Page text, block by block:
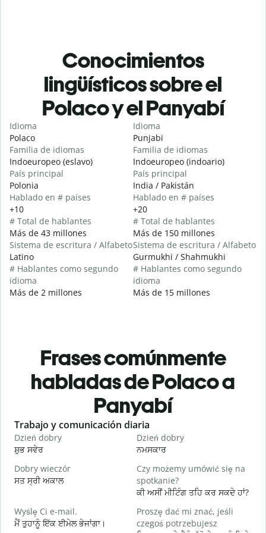
Conocimientos
lingüísticos sobre el
Polaco y el Panyabí
Idioma
Polaco
Familia de idiomas
Indoeuropeo (eslavo)
País principal
Polonia
Hablado en # países
+10
# Total de hablantes
Más de 43 millones
Sistema de escritura / Alfabeto
Latino
# Hablantes como segundo
idioma
Más de 2 millones
Idioma
Punjabi
Familia de idiomas
Indoeuropeo (indoario)
País principal
India / Pakistán
Hablado en # países
+20
# Total de hablantes
Más de 150 millones
Sistema de escritura / Alfabeto
Gurmukhi / Shahmukhi
# Hablantes como segundo
idioma
Más de 15 millones
Frases comúnmente
habladas de Polaco a
Panyabí
Slide 1 of 6
Trabajo y comunicación diaria
Dzień dobry
ਸ਼ੁਭ ਸਵੇਰ
Dzień dobry
ਨਮਸਕਾਰ
Dobry wieczór
ਸਤ ਸ੍ਰੀ ਅਕਾਲ
Czy możemy umówić się na
spotkanie?
ਕੀ ਅਸੀਂ ਮੀਟਿੰਗ ਤਹਿ ਕਰ ਸਕਦੇ ਹਾਂ?
Wyślę Ci e-mail.
ਮੈਂ ਤੁਹਾਨੂੰ ਇੱਕ ਈਮੇਲ ਭੇਜਾਂਗਾ।
Proszę dać mi znać, jeśli
czegoś potrzebujesz